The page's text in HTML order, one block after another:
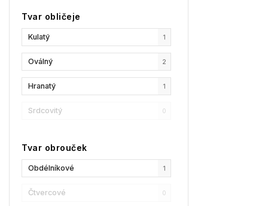
Replay
Privé Revaux 6
GCDS 5
Liu Jo 4
MaxMara 2
Champion
Reebok
Tvar obličeje
Kulatý 1
Oválný 2
Hranatý 1
Srdcovitý 0
Tvar obrouček
Obdélníkové 1
Čtvercové 0